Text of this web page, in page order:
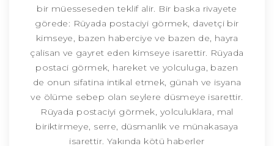
bir müesseseden teklif alir. Bir baska rivayete
görede: Rüyada postaciyi görmek, davetçi bir
kimseye, bazen haberciye ve bazen de, hayra
çalisan ve gayret eden kimseye isarettir. Rüyada
postaci görmek, hareket ve yolculuga, bazen
de onun sifatina intikal etmek, günah ve isyana
ve ölüme sebep olan seylere düsmeye isarettir.
Rüyada postaciyi görmek, yolculuklara, mal
biriktirmeye, serre, düsmanlik ve münakasaya
isarettir. Yakında kötü haberler